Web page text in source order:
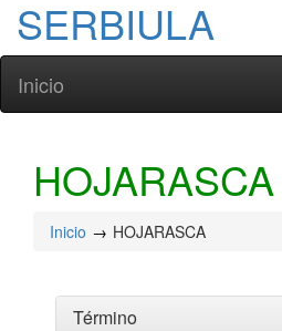
SERBIULA
Inicio
HOJARASCA
Inicio HOJARASCA
Término